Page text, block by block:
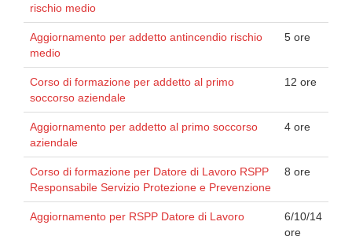
rischio medio
Aggiornamento per addetto antincendio rischio
medio
5 ore
Corso di formazione per addetto al primo
soccorso aziendale
12 ore
Aggiornamento per addetto al primo soccorso
aziendale
4 ore
Corso di formazione per Datore di Lavoro RSPP
Responsabile Servizio Protezione e Prevenzione
8 ore
Aggiornamento per RSPP Datore di Lavoro
6/10/14
ore